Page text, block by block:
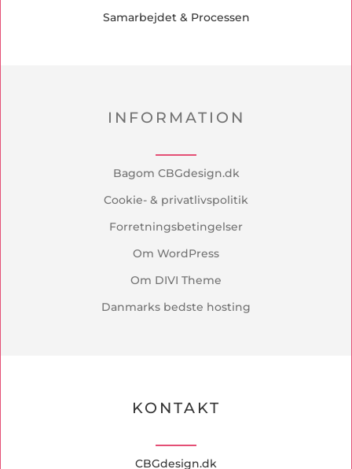
Samarbejdet & Processen
INFORMATION
Bagom CBGdesign.dk
Cookie- & privatlivspolitik
Forretningsbetingelser
Om WordPress
Om DIVI Theme
Danmarks bedste hosting
KONTAKT
CBGdesign.dk